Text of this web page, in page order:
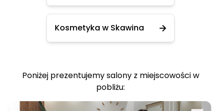
Kosmetyka w Skawina
Poniżej prezentujemy salony z miejscowości w
pobliżu: